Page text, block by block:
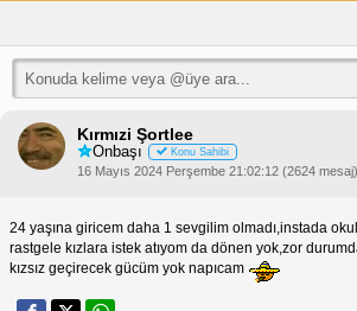
Kırmızi Şortlee
Onbaşı Konu Sahibi
16 Mayıs 2024 Perşembe 21:02:12 (2624 mesaj)
24 yaşına giricem daha 1 sevgilim olmadı,instada
rastgele kızlara istek atıyom da dönen yok,zor
kızsız geçirecek gücüm yok napıcam